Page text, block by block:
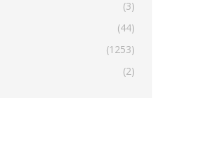
(3)
(44)
(1253)
(2)